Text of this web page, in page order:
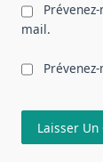
mail.